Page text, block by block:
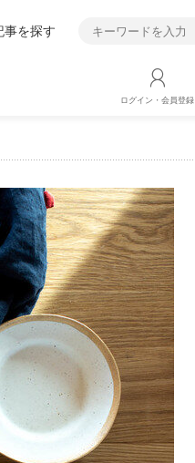
事を探す
ログイン・会員登録